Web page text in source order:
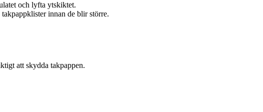
och lyfta ytskiktet.
innan de blir större.
att skydda takpappen.